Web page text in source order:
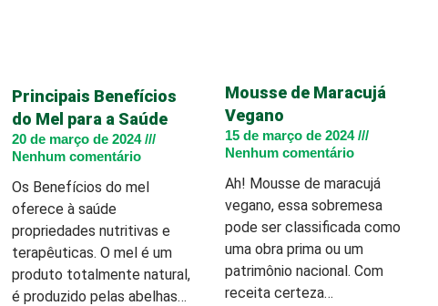
Principais Benefícios
do Mel para a Saúde
20 de março de 2024
Nenhum comentário
Os Benefícios do mel
oferece à saúde
propriedades nutritivas e
terapêuticas. O mel é um
produto totalmente natural,
é produzido pelas abelhas…
Mousse de Maracujá
Vegano
15 de março de 2024
Nenhum comentário
Ah! Mousse de maracujá
vegano, essa sobremesa
pode ser classificada como
uma obra prima ou um
patrimônio nacional. Com
receita certeza…